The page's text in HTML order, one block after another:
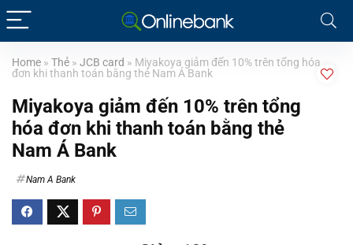
Home » Thẻ » JCB card » Miyakoya giảm đến 10% trên tổng hóa
đơn khi thanh toán bằng thẻ Nam Á Bank
Miyakoya giảm đến 10% trên tổng
hóa đơn khi thanh toán bằng thẻ
Nam Á Bank
Nam A Bank